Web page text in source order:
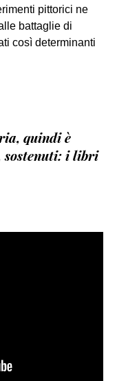
pittorici ne
battaglie di
così determinanti
quindi è
sostenuti: i libri